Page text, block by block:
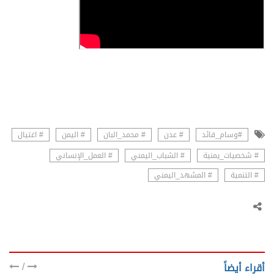
#وسام_قائد # عدن # محمد_البان # اليمن
# اغتيال
# شخصيات_يمنية
# الشباب_اليمني
# العمل_الإنساني
# التنمية
# المشهد_اليمني
أقراء أيضاً /